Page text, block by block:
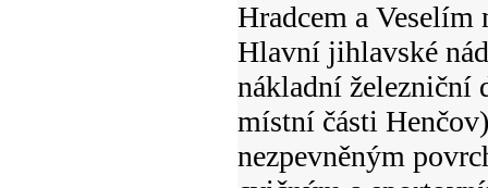
Hradcem a
Hlavní jihlavské
nákladní železniční
místní části
nezpevněným